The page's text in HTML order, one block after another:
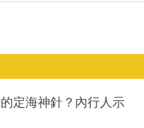
定海神針？內行人示